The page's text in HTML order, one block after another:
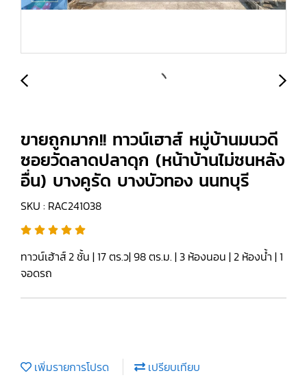
ขายถูกมาก!! ทาวน์เฮาส์ หมู่บ้านมนวดี
ซอยวัดลาดปลาดุก (หน้าบ้านไม่ชนหลัง
อื่น) บางคูรัด บางบัวทอง นนทบุรี
SKU : RAC241038
ทาวน์เฮ้าส์ 2 ชั้น | 17 ตร.ว| 98 ตร.ม. | 3 ห้องนอน | 2 ห้องน้ำ | 1
จอดรถ
เพิ่มรายการโปรด
เปรียบเทียบ